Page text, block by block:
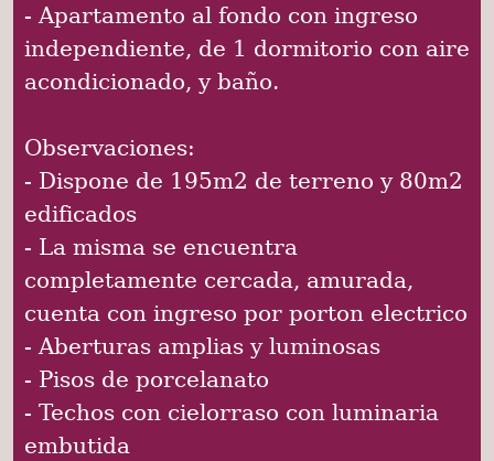
- Apartamento al fondo con ingreso
independiente, de 1 dormitorio con aire
acondicionado, y baño.
Observaciones:
- Dispone de 195m2 de terreno y 80m2
edificados
- La misma se encuentra
completamente cercada, amurada,
cuenta con ingreso por porton electrico
- Aberturas amplias y luminosas
- Pisos de porcelanato
- Techos con cielorraso con luminaria
embutida